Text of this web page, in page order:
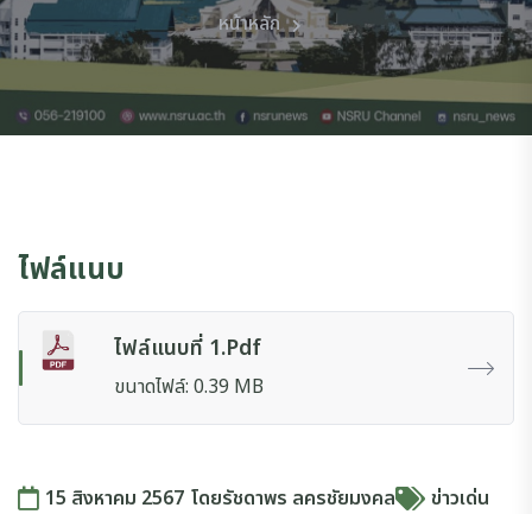
หน้าหลัก
ไฟล์แนบ
ไฟล์แนบที่ 1.pdf
ขนาดไฟล์: 0.39 MB
15 สิงหาคม 2567 โดยรัชดาพร ลครชัยมงคล ข่าวเด่น